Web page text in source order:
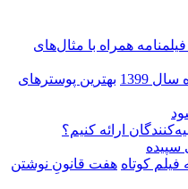
همراه با مثال‌های
بهترین پوسترهای
ارائه کنیم؟
سپیده
هفت قانونِ نوشتن